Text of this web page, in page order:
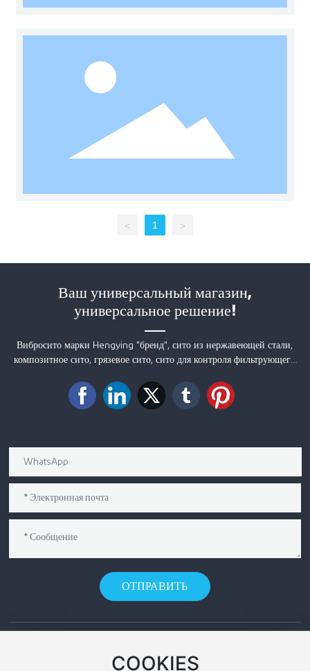
< 1 >
Ваш универсальный магазин,
универсальное решение!
Вибросито марки Hengying "бренд", сито из нержавеющей стали,
композитное сито, грязевое сито, сито для контроля фильтрующего
стальной решетчатый настил и другие продукты продаются в
различные регионы страны, на основные нефтяные месторождения
ОТПРАВИТЬ
COOKIES